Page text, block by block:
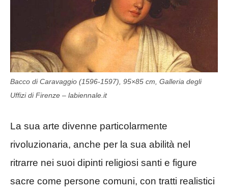
Bacco di Caravaggio (1596-1597), 95×85 cm, Galleria degli
Uffizi di Firenze – labiennale.it
La sua arte divenne particolarmente
rivoluzionaria, anche per la sua abilità nel
ritrarre nei suoi dipinti religiosi santi e figure
sacre come persone comuni, con tratti realistici